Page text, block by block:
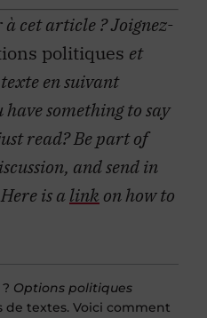
à cet article ?Joignez-
politiques et
en suivant
have something to say
read? Be part of
and send in
is alink on how to
Options politiques
de textes. Voici comment